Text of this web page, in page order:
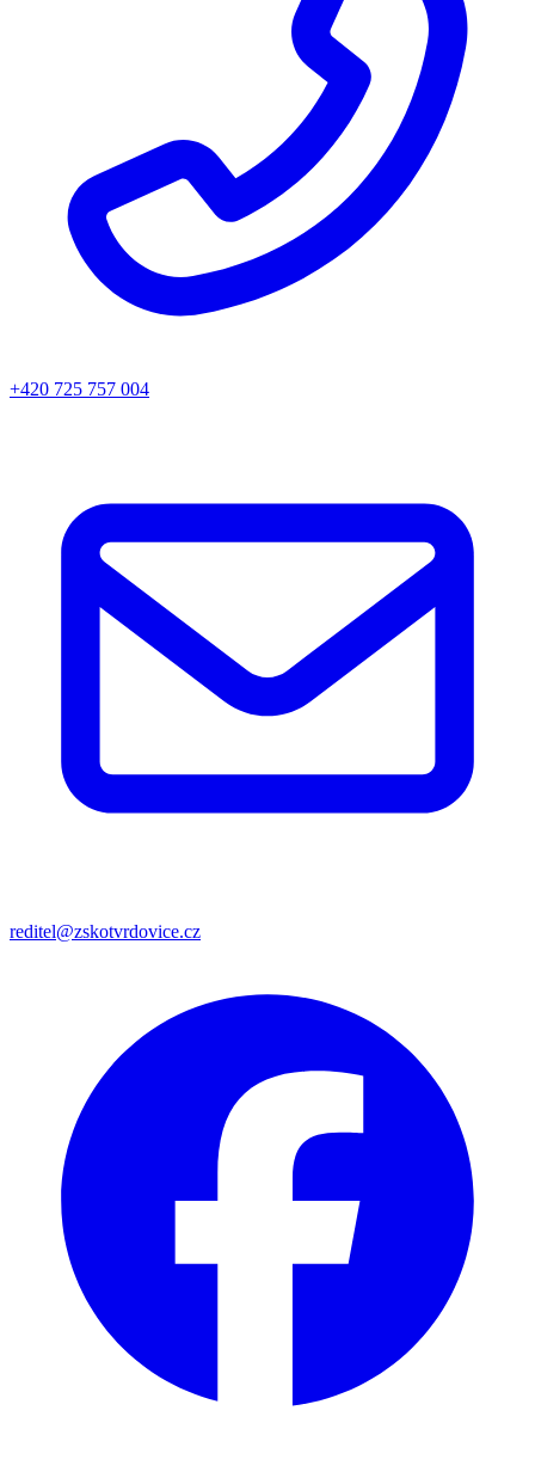
+420 725 757 004
reditel@zskotvrdovice.cz